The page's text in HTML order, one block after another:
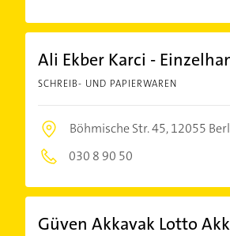
Ali Ekber Karci -
SCHREIB- UND PAPIERWAREN
Böhmische Str. 45,12055
030 8 90 50
Güven Akkavak Lotto